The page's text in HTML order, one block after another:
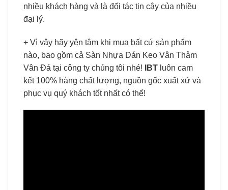
nhiều khách hàng và là đối tác tin cậy của nhiều
đại lý.
+ Vì vậy hãy yên tâm khi mua bất cứ sản phẩm
nào, bao gồm cả Sàn Nhựa Dán Keo Vân Thảm
Vân Đá tại công ty chúng tôi nhé!
IBT luôn cam
kết 100% hàng chất lượng, nguồn gốc xuất xứ và
phục vụ quý khách tốt nhất có thể!